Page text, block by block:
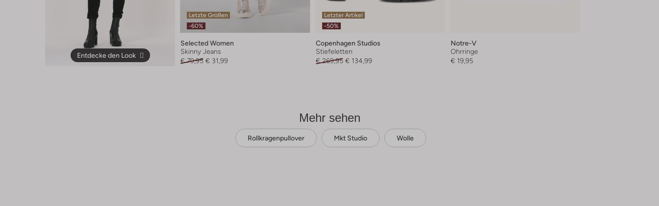
Entdecke den Look
Letzte Größen
-60%
Selected Women
Skinny Jeans
€ 79,95 € 31,99
Letzter Artikel
-50%
Copenhagen Studios
Stiefeletten
€ 269,95 € 134,99
Notre-V
Ohrringe
€ 19,95
Mehr sehen
Rollkragenpullover Mkt Studio Wolle